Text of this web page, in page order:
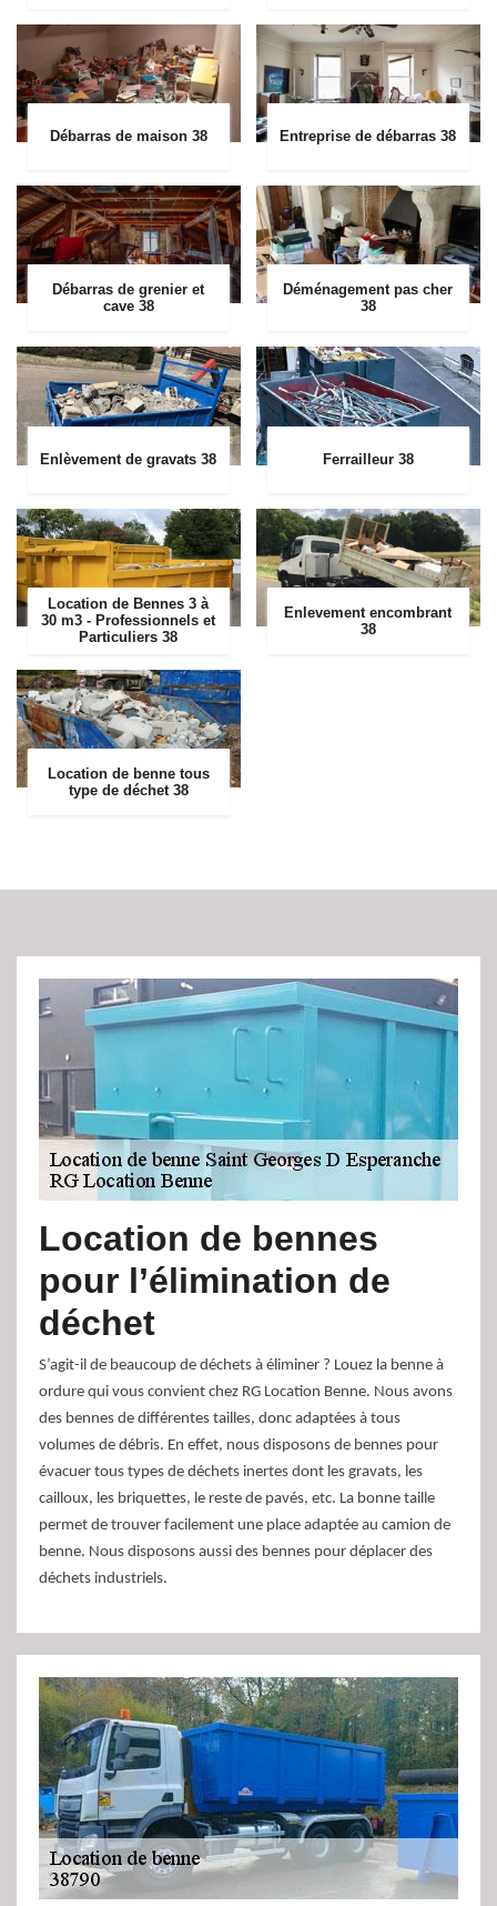
Débarras de maison 38 Entreprise de débarras 38
Débarras de grenier et
cave 38
Déménagement pas cher
38
Enlèvement de gravats 38 Ferrailleur 38
Location de Bennes 3 à
30 m3 - Professionnels et
Particuliers 38
Enlevement encombrant
38
Location de benne tous
type de déchet 38
Location de bennes
pour l’élimination de
déchet
S’agit-il de beaucoup de déchets à éliminer ? Louez la benne à
ordure qui vous convient chez RG Location Benne. Nous avons
des bennes de différentes tailles, donc adaptées à tous
volumes de débris. En effet, nous disposons de bennes pour
évacuer tous types de déchets inertes dont les gravats, les
cailloux, les briquettes, le reste de pavés, etc. La bonne taille
permet de trouver facilement une place adaptée au camion de
benne. Nous disposons aussi des bennes pour déplacer des
déchets industriels.